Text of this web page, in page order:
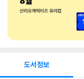
도서정보